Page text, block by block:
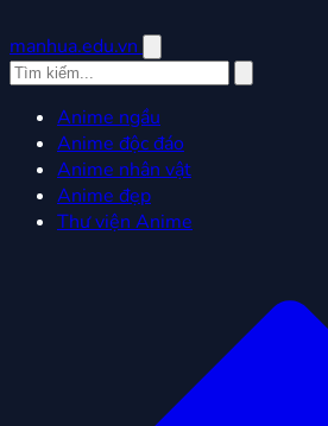
manhua.edu.vn
Anime ngầu
Anime độc đáo
Anime nhân vật
Anime đẹp
Thư viện Anime